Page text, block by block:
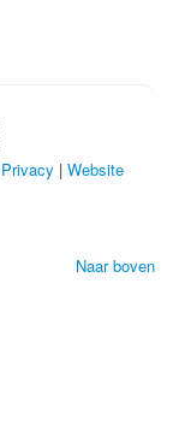
Privacy | Website
Naar boven